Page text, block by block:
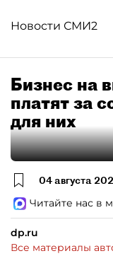
Новости СМИ2
Бизнес на
платят за
для них
04 августа
Читайте нас в
dp.ru
Все материалы